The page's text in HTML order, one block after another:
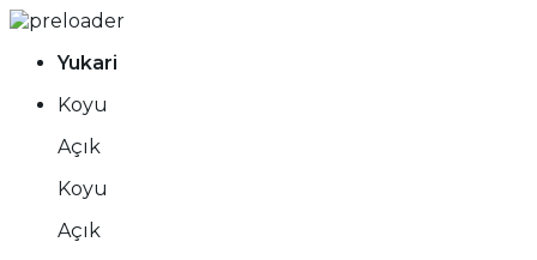
Yukari
Koyu
Açık
Koyu
Açık